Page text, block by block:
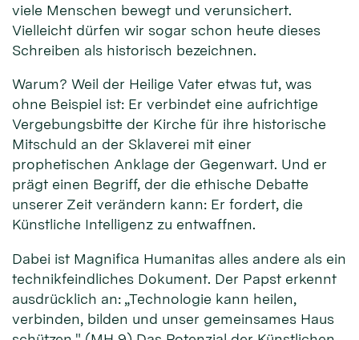
viele Menschen bewegt und verunsichert.
Vielleicht dürfen wir sogar schon heute dieses
Schreiben als historisch bezeichnen.
Warum? Weil der Heilige Vater etwas tut, was
ohne Beispiel ist: Er verbindet eine aufrichtige
Vergebungsbitte der Kirche für ihre historische
Mitschuld an der Sklaverei mit einer
prophetischen Anklage der Gegenwart. Und er
prägt einen Begriff, der die ethische Debatte
unserer Zeit verändern kann: Er fordert, die
Künstliche Intelligenz zu entwaffnen.
Dabei ist Magnifica Humanitas alles andere als ein
technikfeindliches Dokument. Der Papst erkennt
ausdrücklich an: „Technologie kann heilen,
verbinden, bilden und unser gemeinsames Haus